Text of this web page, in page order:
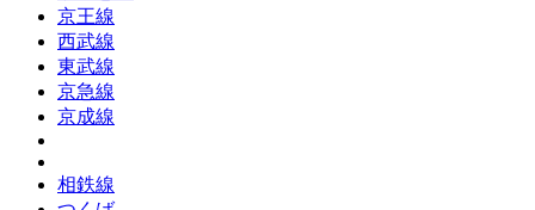
京王線
西武線
東武線
京急線
京成線
相鉄線